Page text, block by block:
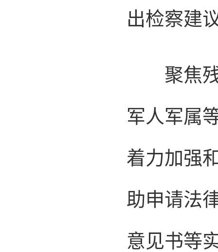
出检察建
聚焦残
军人军属
着力加强
助申请法
意见书等